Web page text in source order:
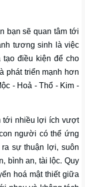
bạn sẽ quan tâm tới
tương sinh là việc
tạo điều kiện để cho
phát triển mạnh hơn
- Hoả - Thổ - Kim -
tới nhiều lợi ích vượt
người có thể ứng
sự thuận lợi, suôn
bình an, tài lộc. Quy
hoá mật thiết giữa